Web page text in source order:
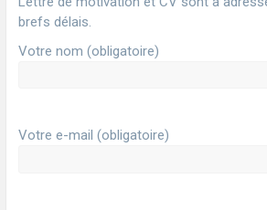
brefs délais.
Votre nom (obligatoire)
Votre e-mail (obligatoire)